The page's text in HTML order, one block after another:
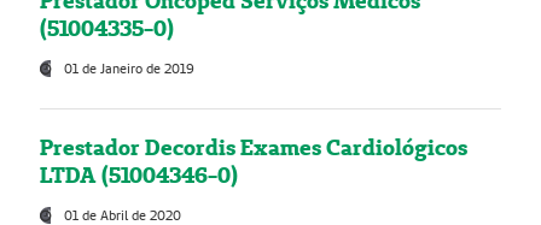
(51004335-0)
01 de Janeiro de 2019
Prestador Decordis Exames Cardiológicos
LTDA (51004346-0)
01 de Abril de 2020